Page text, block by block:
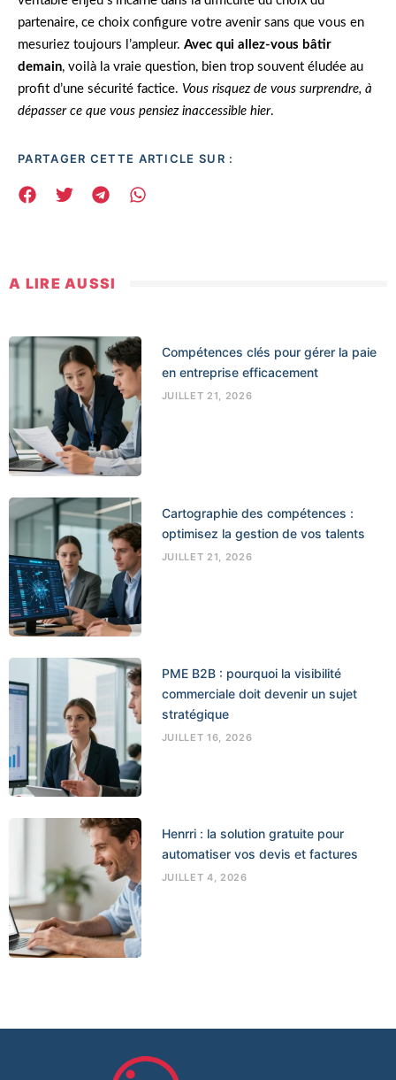
partenaire, ce choix configure votre avenir sans que vous en
mesuriez toujours l’ampleur. Avec qui allez-vous bâtir
demain, voilà la vraie question, bien trop souvent éludée au
profit d’une sécurité factice. Vous risquez de vous surprendre, à
dépasser ce que vous pensiez inaccessible hier.
PARTAGER CETTE ARTICLE SUR :
A LIRE AUSSI
Compétences clés pour gérer la paie
en entreprise efficacement
JUILLET 21, 2026
Cartographie des compétences :
optimisez la gestion de vos talents
JUILLET 21, 2026
PME B2B : pourquoi la visibilité
commerciale doit devenir un sujet
stratégique
JUILLET 16, 2026
Henrri : la solution gratuite pour
automatiser vos devis et factures
JUILLET 4, 2026